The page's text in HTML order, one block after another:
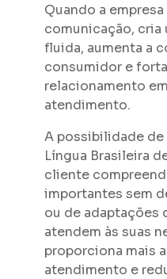
Quando a
comunicação, cria
fluida, aumenta a
consumidor e
relacionamento
atendimento.
A possibilidade de
Língua Brasileira
cliente
importantes sem
ou de adaptações
atendem às suas
proporciona mais
atendimento e